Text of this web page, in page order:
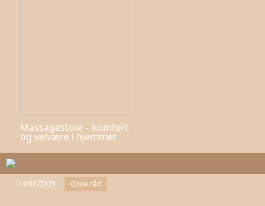
Massagestole – komfort
og velvære i hjemmet
14/08/2025 Gode råd